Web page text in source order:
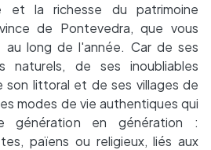
et la richesse du patrimoine
de Pontevedra, que vous
long de l'année. Car de ses
naturels, de ses inoubliables
son littoral et de ses villages de
modes de vie authentiques qui
génération en génération :
païens ou religieux, liés aux